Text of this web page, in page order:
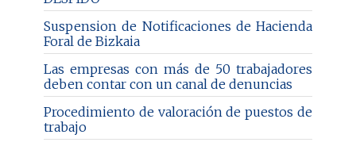
Suspension de Notificaciones de Hacienda
Foral de Bizkaia
Las empresas con más de 50 trabajadores
deben contar con un canal de denuncias
Procedimiento de valoración de puestos de
trabajo